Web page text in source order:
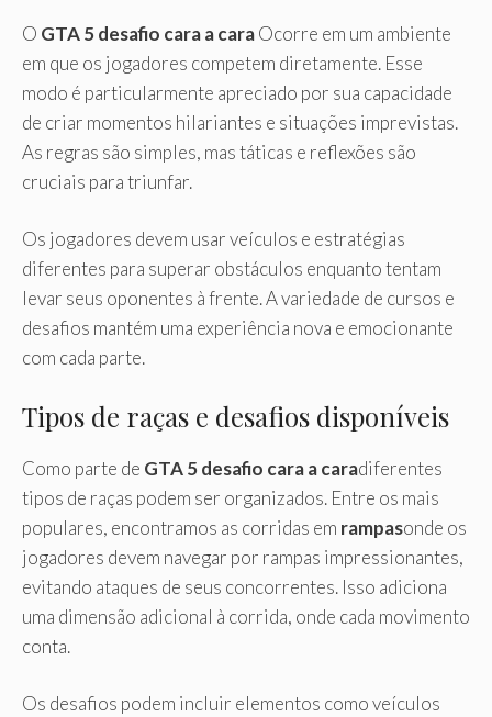
O GTA 5 desafio cara a caraOcorre em um ambiente
em que os jogadores competem diretamente. Esse
modo é particularmente apreciado por sua capacidade
de criar momentos hilariantes e situações imprevistas.
As regras são simples, mas táticas e reflexões são
cruciais para triunfar.
Os jogadores devem usar veículos e estratégias
diferentes para superar obstáculos enquanto tentam
levar seus oponentes à frente. A variedade de cursos e
desafios mantém uma experiência nova e emocionante
com cada parte.
Tipos de raças e desafios disponíveis
Como parte de GTA 5 desafio cara a caradiferentes
tipos de raças podem ser organizados. Entre os mais
populares, encontramos as corridas em rampasonde os
jogadores devem navegar por rampas impressionantes,
evitando ataques de seus concorrentes. Isso adiciona
uma dimensão adicional à corrida, onde cada movimento
conta.
Os desafios podem incluir elementos como veículos